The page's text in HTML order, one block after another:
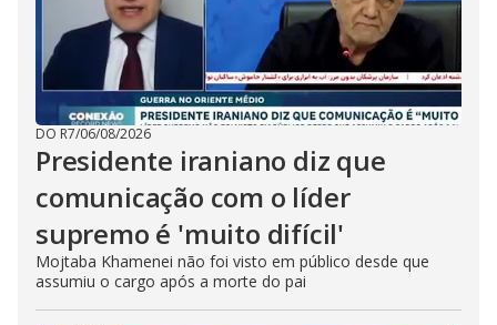
DO R7/06/08/2026
Presidente iraniano diz que
comunicação com o líder
supremo é 'muito difícil'
Mojtaba Khamenei não foi visto em público desde que
assumiu o cargo após a morte do pai